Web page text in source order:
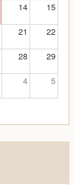
14
15
21
22
28
29
4 5